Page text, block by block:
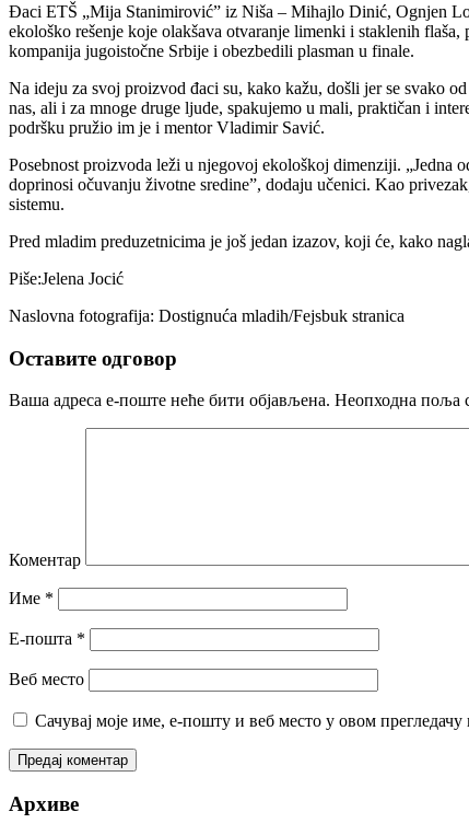
Đaci ETŠ „Mija Stanimirović” iz Niša – Mihajlo Dinić, Ognjen
ekološko rešenje koje olakšava otvaranje limenki i staklenih
kompanija jugoistočne Srbije i obezbedili plasman u finale.
Na ideju za svoj proizvod đaci su, kako kažu, došli jer se svako
nas, ali i za mnoge druge ljude, spakujemo u mali, praktičan i
podršku pružio im je i mentor Vladimir Savić.
Posebnost proizvoda leži u njegovoj ekološkoj dimenziji. „Jedna
doprinosi očuvanju životne sredine”, dodaju učenici. Kao
sistemu.
Pred mladim preduzetnicima je još jedan izazov, koji će, kako
Piše:Jelena Jocić
Naslovna fotografija: Dostignuća mladih/Fejsbuk stranica
Оставите одговор
Ваша адреса е-поште неће бити објављена. Неопходна поља
Коментар
Име *
Е-пошта *
Веб место
Сачувај моје име, е-пошту и веб место у овом
Архиве